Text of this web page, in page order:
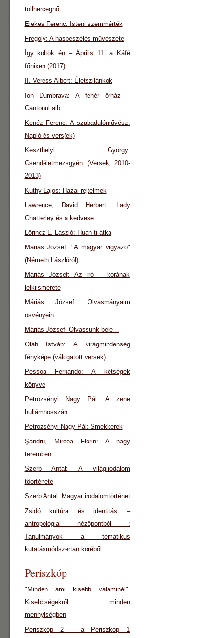
tollhercegnő
Elekes Ferenc: Isteni szemmérték
Fregoly: A hasbeszélés művészete
Így költök én – Április 11. a Káfé
főnixen (2017)
II. Veress Albert: Életszilánkok
Ion Dumbrava: A fehér őrház –
Cantonul alb
Kenéz Ferenc: A szabadulóművész.
Napló és vers(ek)
Keszthelyi György:
Csendéletmezsgyén. (Versek, 2010-
2013)
Kuthy Lajos: Hazai rejtelmek
Lawrence, David Herbert: Lady
Chatterley és a kedvese
Lőrincz L. László: Huan-ti átka
Máriás József: "A magyar vigyázó"
(Németh Lászlóról)
Máriás József: Az iró – korának
lelkiismerete
Máriás József: Olvasmányaim
ösvényein
Máriás József: Olvassunk bele…
Oláh István: A virágmindenség
fényképe (válogatott versek)
Pessoa Fernando: A kétségek
könyve
Petrozsényi Nagy Pál: A zene
hullámhosszán
Petrozsényi Nagy Pál: Smekkerek
Şandru, Mircea Florin: A nagy
teremben
Szerb Antal: A világirodalom
töorténete
Szerb Antal: Magyar irodalomtörténet
Zsidó kultúra és identitás –
antropológiai nézőpontból :
Tanulmányok a tematikus
kutatásmódszertan köréből
Periszkóp
"Minden ami kisebb valaminél".
Kisebbségekről minden
mennyiségben
Periszkóp 2 – a Periszkóp 1